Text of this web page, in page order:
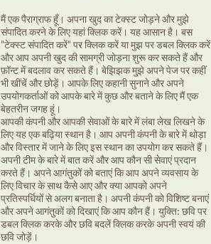
मैं एक पैराग्राफ हूँ। अपना खुद का टेक्स्ट जोड़ने और मुझे
संपादित करने के लिए यहां क्लिक करें। यह आसान है। बस
"टेक्स्ट संपादित करें" पर क्लिक करें या मुझ पर डबल क्लिक करें
और आप अपनी खुद की सामग्री जोड़ना शुरू कर सकते हैं और
फ़ॉन्ट में बदलाव कर सकते हैं। बेझिझक मुझे अपने पेज पर कहीं
भी खींचें और छोड़ें। आपके लिए कहानी सुनाने और अपने
उपयोगकर्ताओं को आपके बारे में कुछ और बताने के लिए मैं एक
बेहतरीन जगह हूं।
आपकी कंपनी और आपकी सेवाओं के बारे में लंबा लेख लिखने के
लिए यह एक बढ़िया स्थान है। आप अपनी कंपनी के बारे में थोड़ा
और विस्तार में जाने के लिए इस स्थान का उपयोग कर सकते हैं।
अपनी टीम के बारे में बात करें और आप कौन सी सेवाएं प्रदान
करते हैं। अपने आगंतुकों को बताएं कि आप अपने व्यवसाय के
लिए विचार के साथ कैसे आए और क्या आपको अपने
प्रतिस्पर्धियों से अलग बनाता है। अपनी कंपनी को विशिष्ट बनाएं
और अपने आगंतुकों को दिखाएं कि आप कौन हैं। युक्ति: छवि पर
डबल क्लिक करके और छवि बदलें क्लिक करके अपनी स्वयं की
छवि जोड़ें।